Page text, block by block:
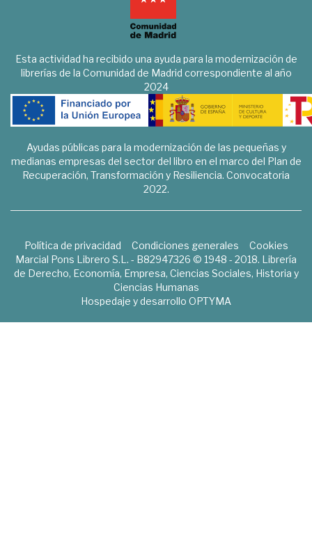
Esta actividad ha recibido una ayuda para la modernización de
librerías de la Comunidad de Madrid correspondiente al año
2024
Ayudas públicas para la modernización de las pequeñas y
medianas empresas del sector del libro en el marco del Plan de
Recuperación, Transformación y Resiliencia. Convocatoria
2022.
Política de privacidad Condiciones generales
Cookies
Marcial Pons Librero S.L. - B82947326 © 1948 - 2018. Librería
de Derecho, Economía, Empresa, Ciencias Sociales, Historia y
Ciencias Humanas
Hospedaje y desarrollo OPTYMA